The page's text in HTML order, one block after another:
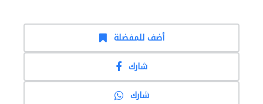
أضف للمفضلة
شارك
شارك